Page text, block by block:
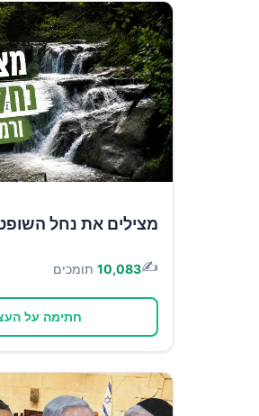
מצילים את נחל
✍️
10,083 תומכים
חתימה על